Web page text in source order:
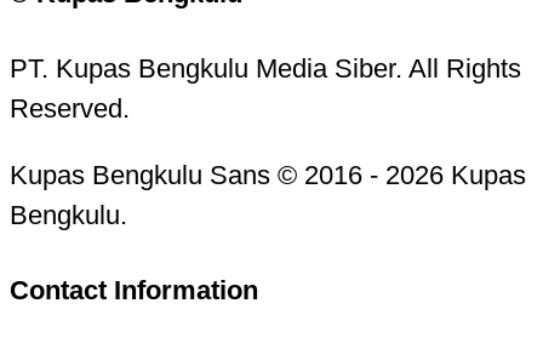
PT. Kupas Bengkulu Media Siber. All Rights
Reserved.
Kupas Bengkulu Sans © 2016 - 2026 Kupas
Bengkulu.
Contact Information